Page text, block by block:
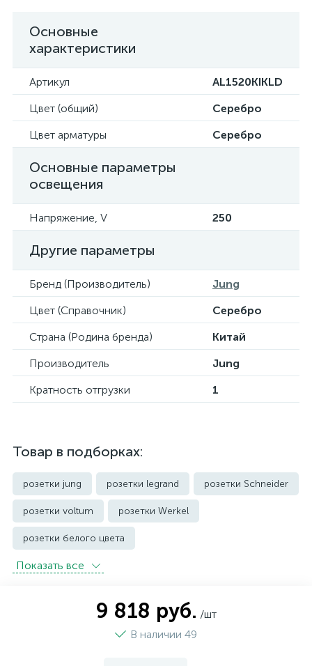
Основные
характеристики
Артикул
AL1520KIKLD
Цвет (общий)
Серебро
Цвет арматуры
Серебро
Основные параметры
освещения
Напряжение, V 250
Другие параметры
Бренд (Производитель)
Jung
Цвет (Справочник)
Серебро
Страна (Родина бренда)
Китай
Производитель
Jung
Кратность отгрузки
1
Товар в подборках:
розетки jung розетки legrand розетки Schneider
розетки voltum розетки Werkel
розетки белого цвета
розетки с защитой от влаги IP44 и выше
Показать всe
9 818 руб. /шт
В наличии 49